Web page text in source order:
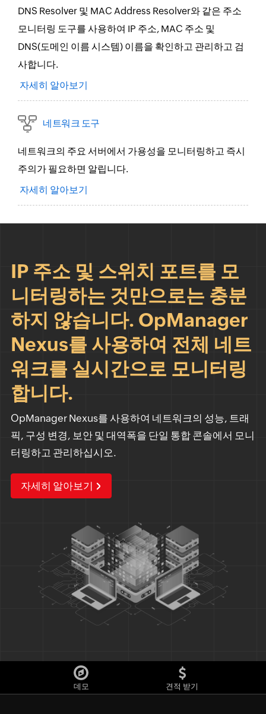
DNS Resolver 및 MAC Address Resolver와 같은 주소
모니터링 도구를 사용하여 IP 주소, MAC 주소 및
DNS(도메인 이름 시스템) 이름을 확인하고 관리하고 검
사합니다.
자세히 알아보기
네트워크 도구
네트워크의 주요 서버에서 가용성을 모니터링하고 즉시
주의가 필요하면 알립니다.
자세히 알아보기
IP 주소 및 스위치 포트를 모
니터링하는 것만으로는 충분
하지 않습니다. OpManager
Nexus를 사용하여 전체 네트
워크를 실시간으로 모니터링
합니다.
OpManager Nexus를 사용하여 네트워크의 성능, 트래
픽, 구성 변경, 보안 및 대역폭을 단일 통합 콘솔에서 모니
터링하고 관리하십시오.
자세히 알아보기
데모 견적 받기